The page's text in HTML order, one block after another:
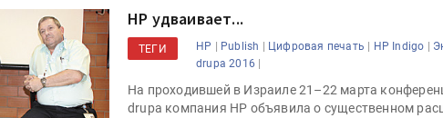
HP удваивает...
ТЕГИ HP | Publish | Цифровая печать | HP Indigo |
drupa 2016 |
На проходившей в Израиле 21–22 марта
drupa компания HP объявила о существенном